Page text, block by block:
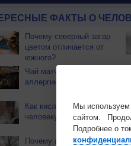
ФАКТЫ О
Почему северный загар
цветом отличается от
южного?
Чай матча может помочь
аллергикам
Как кислород служит
человеку?
Почему астрономическая
Мы
сайтом.
Подробнее о